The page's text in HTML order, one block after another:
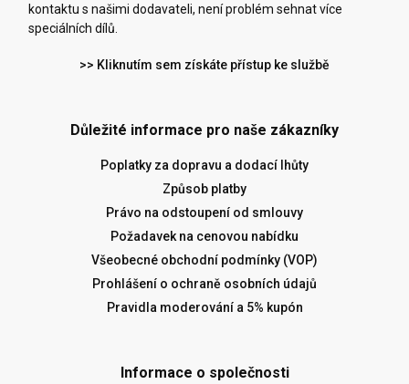
kontaktu s našimi dodavateli, není problém sehnat více
speciálních dílů.
>> Kliknutím sem získáte přístup ke službě
Důležité informace pro naše zákazníky
Poplatky za dopravu a dodací lhůty
Způsob platby
Právo na odstoupení od smlouvy
Požadavek na cenovou nabídku
Všeobecné obchodní podmínky (VOP)
Prohlášení o ochraně osobních údajů
Pravidla moderování a 5% kupón
Informace o společnosti